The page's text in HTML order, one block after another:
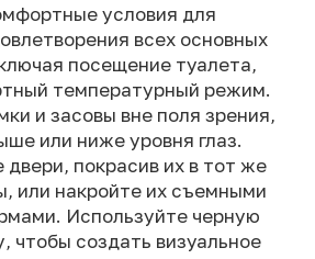
условия для
всех основных
посещение туалета,
температурный режим.
и засовы вне поля зрения,
или ниже уровня глаз.
покрасив их в тот же
или накройте их съемными
Используйте черную
чтобы создать визуальное